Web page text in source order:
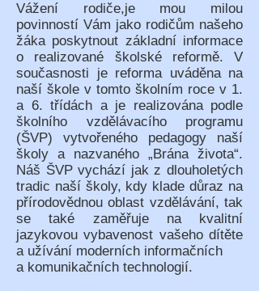
Vážení rodiče,je mou milou
povinností Vám jako rodičům našeho
žáka poskytnout základní informace
o realizované školské reformě. V
současnosti je reforma uváděna na
naší škole v tomto školním roce v 1.
a 6. třídách a je realizována podle
školního vzdělávacího programu
(ŠVP) vytvořeného pedagogy naší
školy a nazvaného „Brána života“.
Náš ŠVP vychází jak z dlouholetých
tradic naší školy, kdy klade důraz na
přírodovědnou oblast vzdělávání, tak
se také zaměřuje na kvalitní
jazykovou vybavenost vašeho dítěte
a užívání moderních informačních
a komunikačních technologií.